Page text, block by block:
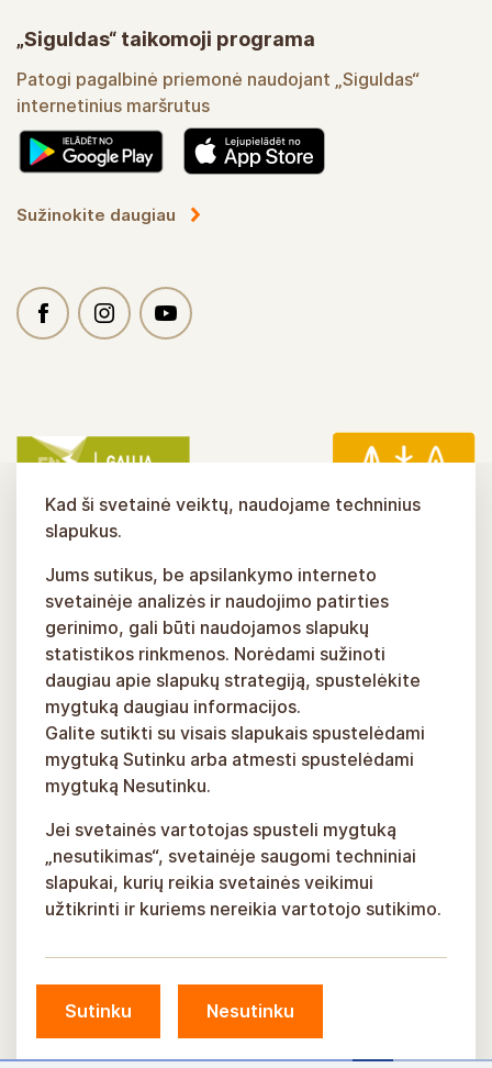
„Siguldas“ taikomoji programa
Patogi pagalbinė priemonė naudojant „Siguldas“
internetinius maršrutus
Sužinokite daugiau
© Siguldos savivaldybė, 2026 m.
Kad ši svetainė veiktų, naudojame techninius
slapukus.
Jums sutikus, be apsilankymo interneto
svetainėje analizės ir naudojimo patirties
gerinimo, gali būti naudojamos slapukų
statistikos rinkmenos. Norėdami sužinoti
daugiau apie slapukų strategiją, spustelėkite
mygtuką daugiau informacijos.
Galite sutikti su visais slapukais spustelėdami
mygtuką Sutinku arba atmesti spustelėdami
mygtuką Nesutinku.
Jei svetainės vartotojas spusteli mygtuką
„nesutikimas“, svetainėje saugomi techniniai
slapukai, kurių reikia svetainės veikimui
užtikrinti ir kuriems nereikia vartotojo sutikimo.
Sutinku Nesutinku